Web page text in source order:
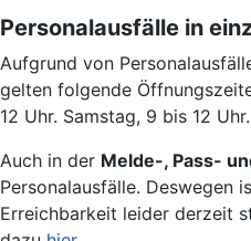
Personalausfälle in
Aufgrund von
gelten folgende
12 Uhr. Samstag, 9 bis 12 Uhr.
Auch in der Melde-, Pass-
Personalausfälle. Deswegen
Erreichbarkeit leider derzeit